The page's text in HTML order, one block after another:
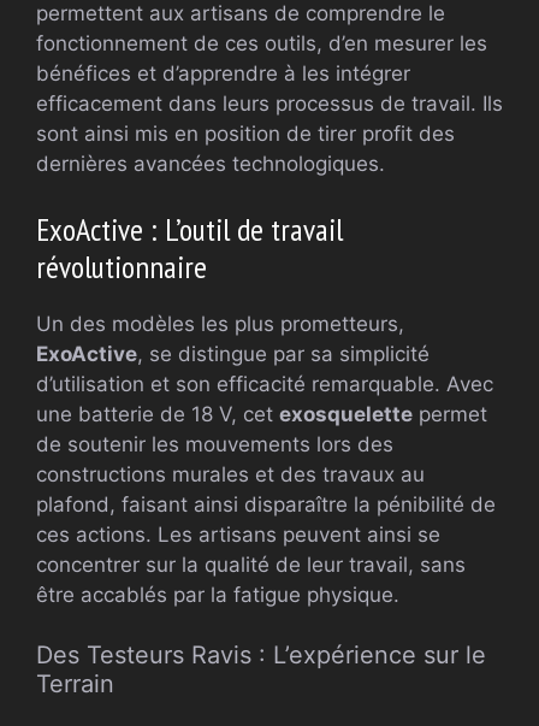
permettent aux artisans de comprendre le
fonctionnement de ces outils, d’en mesurer les
bénéfices et d’apprendre à les intégrer
efficacement dans leurs processus de travail. Ils
sont ainsi mis en position de tirer profit des
dernières avancées technologiques.
ExoActive : L’outil de travail
révolutionnaire
Un des modèles les plus prometteurs,
ExoActive, se distingue par sa simplicité
d’utilisation et son efficacité remarquable. Avec
une batterie de 18 V, cet exosquelette permet
de soutenir les mouvements lors des
constructions murales et des travaux au
plafond, faisant ainsi disparaître la pénibilité de
ces actions. Les artisans peuvent ainsi se
concentrer sur la qualité de leur travail, sans
être accablés par la fatigue physique.
Des Testeurs Ravis : L’expérience sur le
Terrain